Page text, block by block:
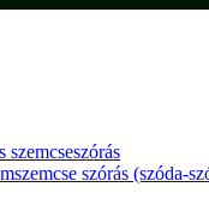
szemcseszórás
szórás (szóda-